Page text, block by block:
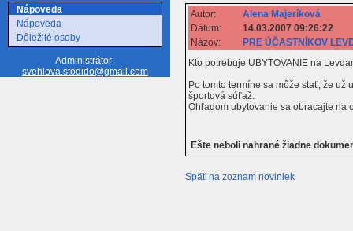
Nápoveda
Nápoveda
Dôležité osoby
Administrátor:
svehlova.stodido@gmail.com
Autor:
Alena Majeríková
Dátum:
14.03.2007 09:26:22
Názov:
PRE ÚČASTNÍKOV
Kto potrebuje UBYTOVANIE na
Po tomto termíne sa môže stať, že už
športová súťaž.
Ohľadom ubytovanie sa obracajte na
Ešte neboli nahrané žiadne
Späť na zoznam noviniek